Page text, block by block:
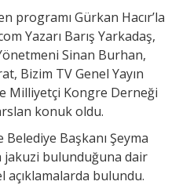
programı Gürkan Hacır’la
Yazarı Barış Yarkadaş,
Sinan Burhan,
Bizim TV Genel Yayın
Milliyetçi Kongre Derneği
konuk oldu.
Başkanı Şeyma
jakuzi bulunduğuna dair
açıklamalarda bulundu.